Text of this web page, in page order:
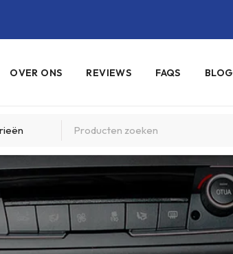
OVER ONS REVIEWS FAQS BLOG